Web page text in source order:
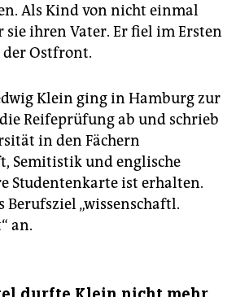
Als Kind von nicht einmal
ihren Vater. Er fiel im Ersten
der Ostfront.
Klein ging in Hamburg zur
die Reifeprüfung ab und schrieb
in den Fächern
Semitistik und englische
Studentenkarte ist erhalten.
Berufsziel „wissenschaftl.
an.